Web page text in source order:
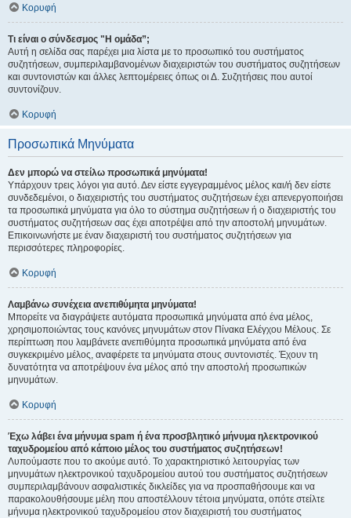
Κορυφή
Τι είναι ο σύνδεσμος "Η ομάδα”;
Αυτή η σελίδα σας παρέχει μια λίστα με το προσωπικό του συστήματος
συζητήσεων, συμπεριλαμβανομένων διαχειριστών του συστήματος συζητήσεων
και συντονιστών και άλλες λεπτομέρειες όπως οι Δ. Συζητήσεις που αυτοί
συντονίζουν.
Κορυφή
Προσωπικά Μηνύματα
Δεν μπορώ να στείλω προσωπικά μηνύματα!
Υπάρχουν τρεις λόγοι για αυτό. Δεν είστε εγγεγραμμένος μέλος και/ή δεν είστε
συνδεδεμένοι, ο διαχειριστής του συστήματος συζητήσεων έχει απενεργοποιήσει
τα προσωπικά μηνύματα για όλο το σύστημα συζητήσεων ή ο διαχειριστής του
συστήματος συζητήσεων σας έχει αποτρέψει από την αποστολή μηνυμάτων.
Επικοινωνήστε με έναν διαχειριστή του συστήματος συζητήσεων για
περισσότερες πληροφορίες.
Κορυφή
Λαμβάνω συνέχεια ανεπιθύμητα μηνύματα!
Μπορείτε να διαγράψετε αυτόματα προσωπικά μηνύματα από ένα μέλος,
χρησιμοποιώντας τους κανόνες μηνυμάτων στον Πίνακα Ελέγχου Μέλους. Σε
περίπτωση που λαμβάνετε ανεπιθύμητα προσωπικά μηνύματα από ένα
συγκεκριμένο μέλος, αναφέρετε τα μηνύματα στους συντονιστές. Έχουν τη
δυνατότητα να αποτρέψουν ένα μέλος από την αποστολή προσωπικών
μηνυμάτων.
Κορυφή
Έχω λάβει ένα μήνυμα spam ή ένα προσβλητικό μήνυμα ηλεκτρονικού
ταχυδρομείου από κάποιο μέλος του συστήματος συζητήσεων!
Λυπούμαστε που το ακούμε αυτό. Το χαρακτηριστικό λειτουργίας των
μηνυμάτων ηλεκτρονικού ταχυδρομείου αυτού του συστήματος συζητήσεων
συμπεριλαμβάνουν ασφαλιστικές δικλείδες για να προσπαθήσουμε και να
παρακολουθήσουμε μέλη που αποστέλλουν τέτοια μηνύματα, οπότε στείλτε
μήνυμα ηλεκτρονικού ταχυδρομείου στον διαχειριστή του συστήματος